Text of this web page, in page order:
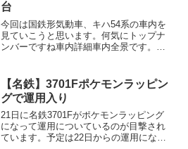
台
今回は国鉄形気動車、キハ54系の車内を
見ていこうと思います。何気にトップナ
ンバーですね車内詳細車内全景です。オ
な座席ですねえ最前面です。末期とはい
え国鉄形、ところどころ...
【名鉄】3701Fポケモンラッピン
グで運用入り
21日に名鉄3701Fがポケモンラッピング
になって運用についているのが目撃され
ています。予定は22日からの運用になっ